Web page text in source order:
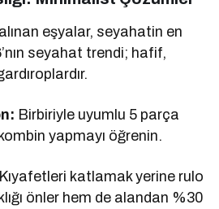
eşyalar, seyahatin en
seyahat trendi; hafif,
Birbiriyle uyumlu 5 parça
yapmayı öğrenin.
Kıyafetleri katlamak yerine rulo
önler hem de alandan %30